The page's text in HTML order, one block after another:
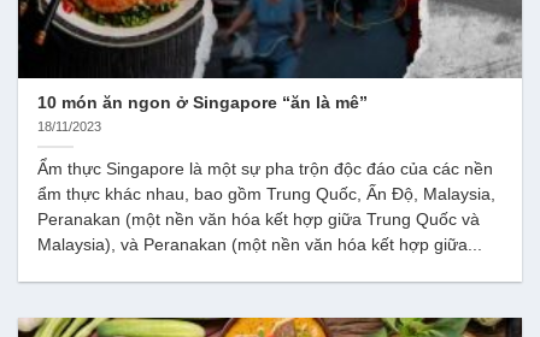
10 món ăn ngon ở Singapore “ăn là mê”
18/11/2023
Ẩm thực Singapore là một sự pha trộn độc đáo của các nền
ẩm thực khác nhau, bao gồm Trung Quốc, Ấn Độ, Malaysia,
Peranakan (một nền văn hóa kết hợp giữa Trung Quốc và
Malaysia), và Peranakan (một nền văn hóa kết hợp giữa...